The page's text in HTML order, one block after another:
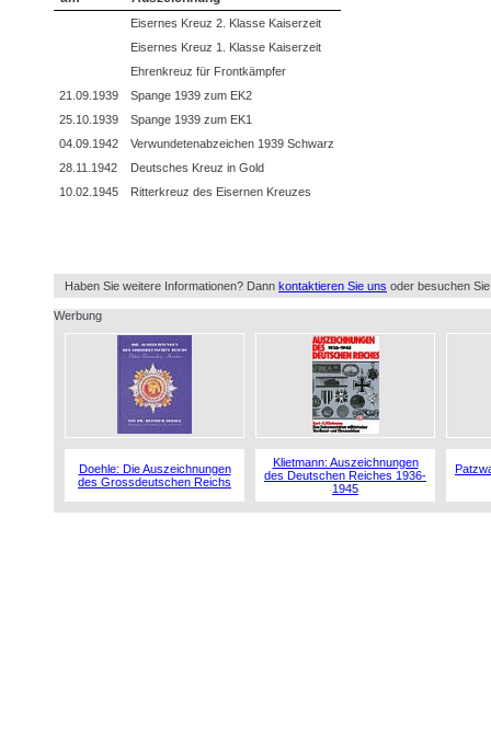
Eisernes Kreuz 2. Klasse Kaiserzeit
Eisernes Kreuz 1. Klasse Kaiserzeit
Ehrenkreuz für Frontkämpfer
21.09.1939
Spange 1939 zum EK2
25.10.1939
Spange 1939 zum EK1
04.09.1942
Verwundetenabzeichen 1939 Schwarz
28.11.1942
Deutsches Kreuz in Gold
10.02.1945
Ritterkreuz des Eisernen Kreuzes
Haben Sie weitere Informationen? Dann kontaktieren Sie uns oder besuchen
Werbung
Doehle: Die Auszeichnungen
des Grossdeutschen Reichs
Klietmann: Auszeichnungen
des Deutschen Reiches 1936-
1945